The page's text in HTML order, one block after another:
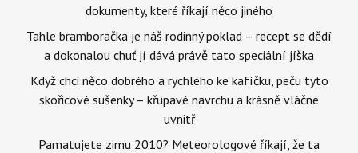
dokumenty, které říkají něco jiného
Tahle bramboračka je náš rodinný poklad – recept se dědí
a dokonalou chuť jí dává právě tato speciální jíška
Když chci něco dobrého a rychlého ke kafíčku, peču tyto
skořicové sušenky – křupavé navrchu a krásně vláčné
uvnitř
Pamatujete zimu 2010? Meteorologové říkají, že ta